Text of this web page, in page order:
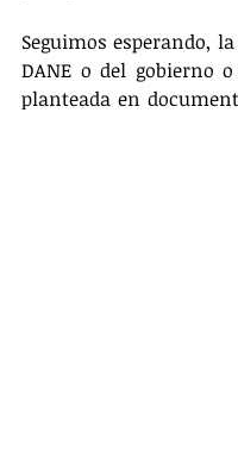
Seguimos esperando,
DANE o del gobierno
planteada en